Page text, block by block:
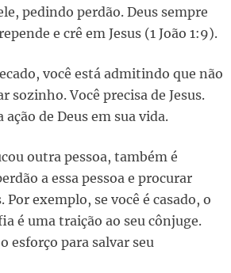
pedindo perdão. Deus sempre
e crê em Jesus (1 João 1:9).
você está admitindo que não
sozinho. Você precisa de Jesus.
ação de Deus em sua vida.
outra pessoa, também é
a essa pessoa e procurar
Por exemplo, se você é casado, o
é uma traição ao seu cônjuge.
esforço para salvar seu